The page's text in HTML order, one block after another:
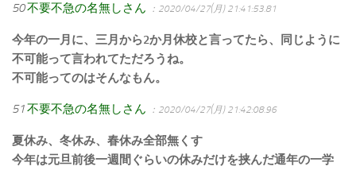
50不要不急の名無しさん ：2020/04/27(月) 21:41:53.81
今年の一月に、三月から2か月休校と言ってたら、同じように
不可能って言われてただろうね。
不可能ってのはそんなもん。
51不要不急の名無しさん ：2020/04/27(月) 21:42:08.96
夏休み、冬休み、春休み全部無くす
今年は元旦前後一週間ぐらいの休みだけを挟んだ通年の一学